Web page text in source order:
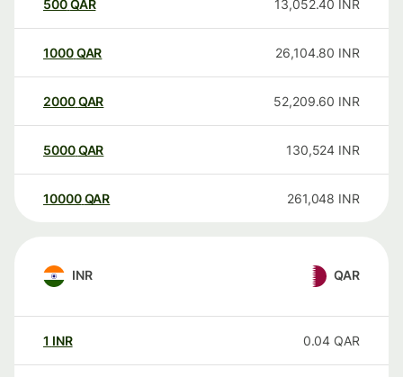
500QAR 13,052.40 INR
1000QAR 26,104.80 INR
2000QAR 52,209.60 INR
5000QAR 130,524 INR
10000 QAR 261,048 INR
INR QAR
1 INR 0.04 QAR